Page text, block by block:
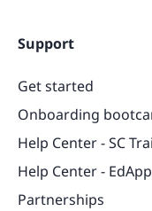
Support
Get started
Onboarding
Help Center - SC
Help Center - EdApp
Partnerships